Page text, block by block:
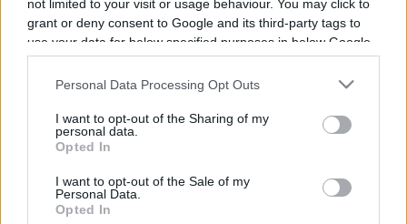
not limited to your visit or usage behaviour. You may click to
grant or deny consent to Google and its third-party tags to
use your data for below specified purposes in below Google
consent section.
Personal Data Processing Opt Outs
I want to opt-out of the Sharing of my
personal data.
Opted In
I want to opt-out of the Sale of my
Personal Data.
Opted In
Vous trouverez ci-dessous la liste des futurs
Chris Daukaus. Ce boxeur des USA est né il y a
37 ans, en 1989.
Daukausannoncées à la télévision pour le
moment. Nous mettrons cette page à jour dès